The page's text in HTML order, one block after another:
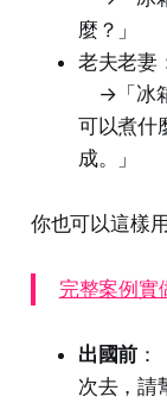
麼？」
老夫老妻
→「冰
可以煮什
成。」
你也可以這樣
完整案例實
出國前
次去，請